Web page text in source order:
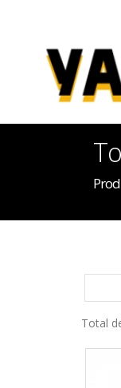
Total